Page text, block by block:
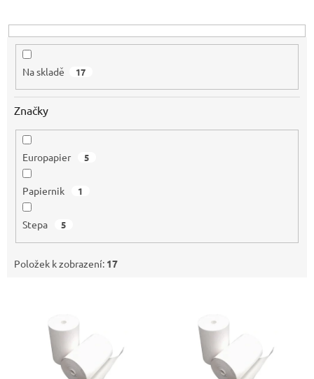
k
t
Na skladě 17
Značky
Europapier 5
Papiernik 1
Stepa 5
Položek k zobrazení: 17